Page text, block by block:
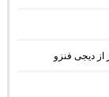
از دیجی فنزو